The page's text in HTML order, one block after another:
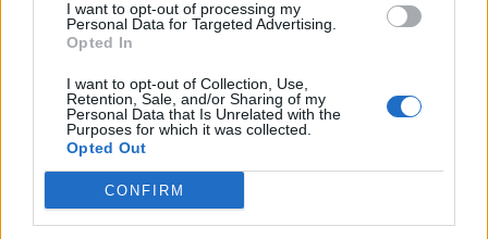
I want to opt-out of processing my
Personal Data for Targeted Advertising.
Opted In
I want to opt-out of Collection, Use,
Retention, Sale, and/or Sharing of my
Personal Data that Is Unrelated with the
Purposes for which it was collected.
Opted Out
CONFIRM
ARTIGOS RELACIONADOSMAIS DO AUTOR